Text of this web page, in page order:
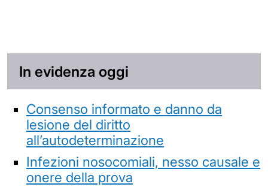
In evidenza oggi
Consenso informato e danno da
lesione del diritto
all’autodeterminazione
Infezioni nosocomiali, nesso causale e
onere della prova